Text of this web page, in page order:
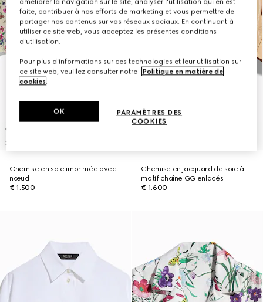
Chemise en soie imprimée avec
nœud
€ 1.500
Chemise en jacquard de soie à
motif chaîne GG enlacés
€ 1.600
améliorer la navigation sur le site, analyser l'utilisation qui en est
faite, contribuer à nos efforts de marketing et vous permettre de
partager nos contenus sur vos réseaux sociaux. En continuant à
utiliser ce site web, vous acceptez les présentes conditions
d'utilisation.
Pour plus d'informations sur ces technologies et leur utilisation sur
ce site web, veuillez consulter notre
Politique en matière de
cookies.
PARAMÈTRES DES
COOKIES
OK